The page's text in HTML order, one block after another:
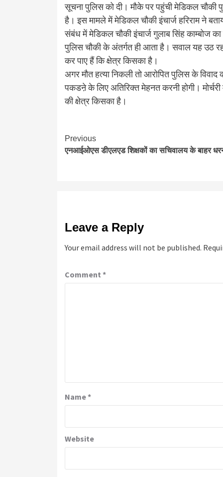
सूचना पुलिस को दी। मौके पर पहुंची मेडिकल चौकी
है। इस मामले में मेडिकल चौकी इंचार्ज हरिराम ने
संबंध में मेडिकल चौकी इंचार्ज गुलाब सिंह काम्बोज
पुलिस चौकी के अंतर्गत ही आता है। सवाल यह उठ
कर पाए हैं कि क्षेत्र किसका है।
अगर मौत हत्या निकली तो आरोपित पुलिस के
पकडऩे के लिए अतिरिक्त मेहनत करनी होगी।
की क्षेत्र किसका है।
Continue
Reading
Previous
एनआईओएस डीएलएड शिक्षकों का सचिवालय के बाहर
Leave a Reply
Your email address will not be published.
Comment *
Name*
Website